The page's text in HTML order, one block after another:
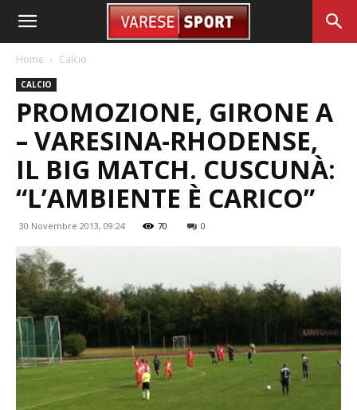
Home Calcio
CALCIO
PROMOZIONE, GIRONE A
– VARESINA-RHODENSE,
IL BIG MATCH. CUSCUNÀ:
“L’AMBIENTE È CARICO”
30 Novembre 2013, 09:24 70 0